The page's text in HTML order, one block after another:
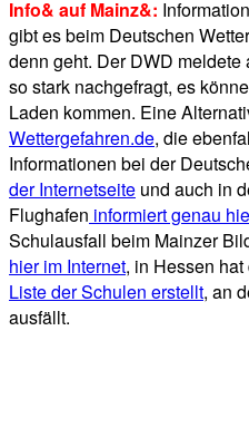
Info& auf Mainz&:
gibt es beim Deutschen
denn geht. Der DWD
so stark nachgefragt, es
Laden kommen. Eine
Wettergefahren.de, die
Informationen bei der
der Internetseite und auch in
Flughafen informiert genau
Schulausfall beim Mainzer
hier im Internet, in Hessen hat
Liste der Schulen erstellt, an
ausfällt.